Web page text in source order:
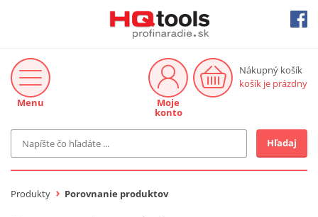
Značka
Makita-Záhrada
Hľadaj
Menu
Nákupný košík
košík je prázdny
Moje
konto
Produkty Porovnanie produktov